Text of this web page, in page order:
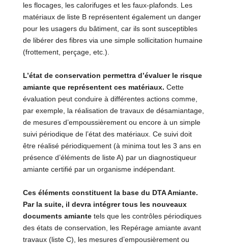
les flocages, les calorifuges et les faux-plafonds. Les
matériaux de liste B représentent également un danger
pour les usagers du bâtiment, car ils sont susceptibles
de libérer des fibres via une simple sollicitation humaine
(frottement, perçage, etc.).
L’état de conservation permettra d’évaluer le risque
amiante que représentent ces matériaux. Cette
évaluation peut conduire à différentes actions comme,
par exemple, la réalisation de travaux de désamiantage,
de mesures d’empoussièrement ou encore à un simple
suivi périodique de l’état des matériaux. Ce suivi doit
être réalisé périodiquement (à minima tout les 3 ans en
présence d’éléments de liste A) par un diagnostiqueur
amiante certifié par un organisme indépendant.
Ces éléments constituent la base du DTA Amiante.
Par la suite, il devra intégrer tous les nouveaux
documents amiante tels que les contrôles périodiques
des états de conservation, les Repérage amiante avant
travaux (liste C), les mesures d’empousièrement ou